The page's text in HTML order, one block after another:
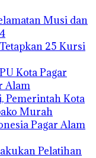
Musi dan
25 Kursi
Kota Pagar
Alam
Pemerintah Kota
Murah
Pagar Alam
Pelatihan